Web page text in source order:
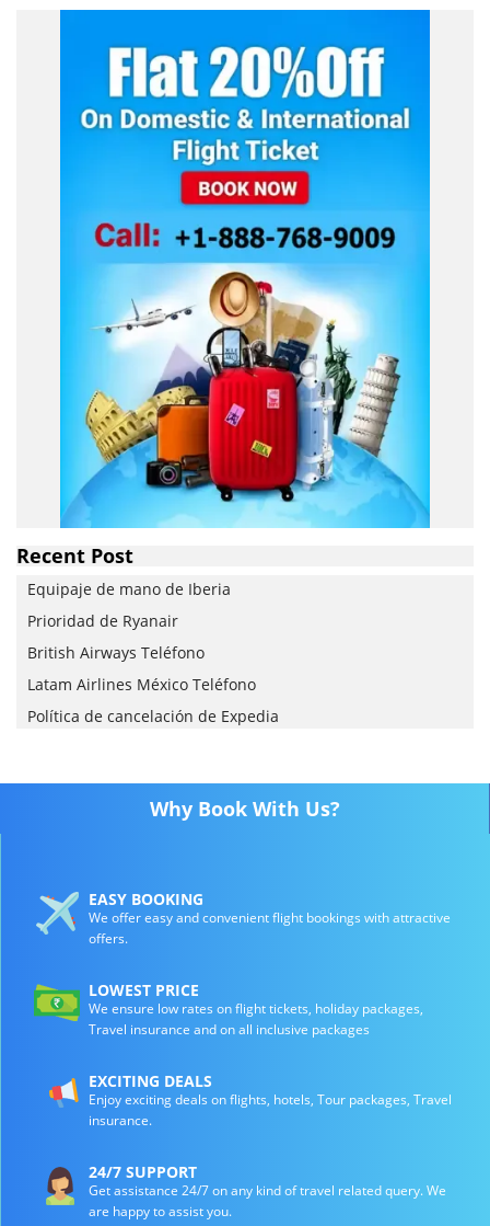
Recent Post
Equipaje de mano de Iberia
Prioridad de Ryanair
British Airways Teléfono
Latam Airlines México Teléfono
Política de cancelación de Expedia
Why Book With Us?
EASY BOOKING
We offer easy and convenient flight bookings with attractive
offers.
LOWEST PRICE
We ensure low rates on flight tickets, holiday packages,
Travel insurance and on all inclusive packages
EXCITING DEALS
Enjoy exciting deals on flights, hotels, Tour packages, Travel
insurance.
24/7 SUPPORT
Get assistance 24/7 on any kind of travel related query. We
are happy to assist you.